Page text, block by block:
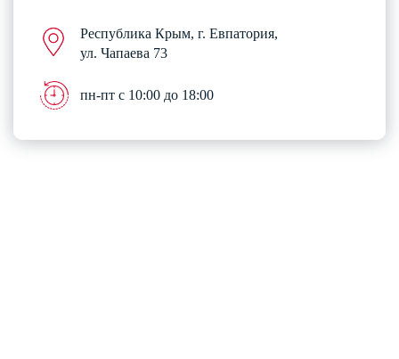
Республика Крым, г. Евпатория,
ул. Чапаева 73
пн-пт с 10:00 до 18:00